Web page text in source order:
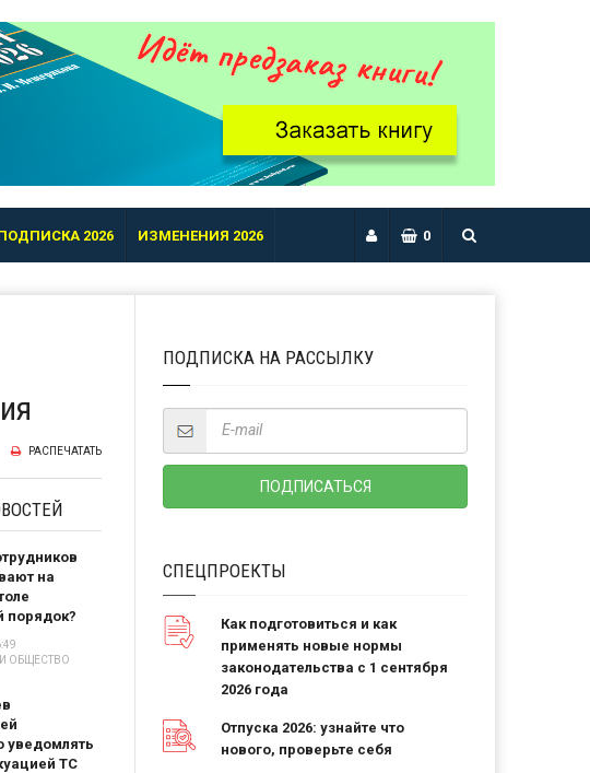
2026 ИЗМЕНЕНИЯ 2026 0
РАСПЕЧАТАТЬ
на
порядок?
ОБЩЕСТВО
уведомлять
ТС
ПОДПИСКА НА РАССЫЛКУ
СПЕЦПРОЕКТЫ
Как подготовиться и как
применять новые нормы
законодательства с 1 сентября
2026 года
Отпуска 2026: узнайте что
нового, проверьте себя